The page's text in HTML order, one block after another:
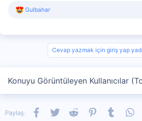
R
:
Gulbahar
Cevap yazmak için giriş yap
Konuyu Görüntüleyen Kullanıcılar
Paylaş: Facebook
TwitterReddit PinterestTumblr